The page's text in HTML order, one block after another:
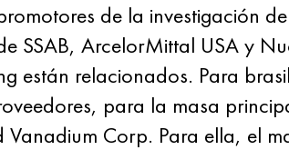
de la investigación
SSAB, ArcelorMittal USA y
están relacionados. Para
para la masa
Corp. Para ella, el